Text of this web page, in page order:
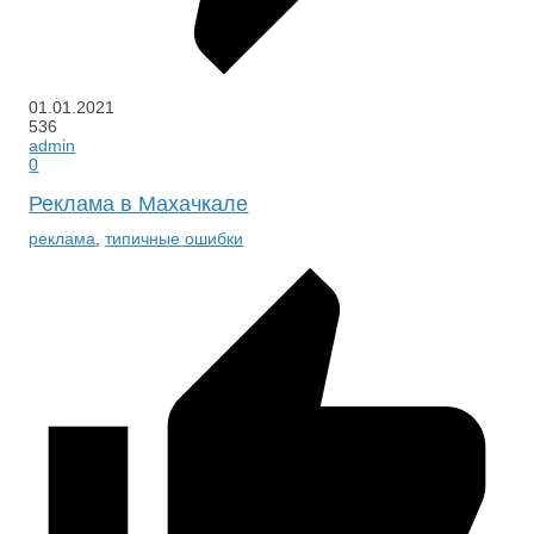
01.01.2021
536
admin
0
Реклама в Махачкале
реклама ,типичные ошибки